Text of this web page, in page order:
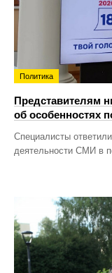
Политика
Представителям
об особенностях
Специалисты
деятельности СМИ в